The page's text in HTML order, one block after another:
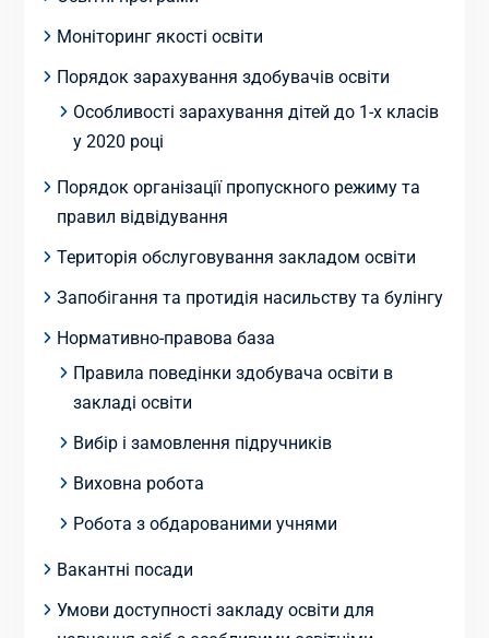
Моніторинг якості освіти
Порядок зарахування здобувачів освіти
Особливості зарахування дітей до 1-х класів
у 2020 році
Порядок організації пропускного режиму та
правил відвідування
Територія обслуговування закладом освіти
Запобігання та протидія насильству та булінгу
Нормативно-правова база
Правила поведінки здобувача освіти в
закладі освіти
Вибір і замовлення підручників
Виховна робота
Робота з обдарованими учнями
Вакантні посади
Умови доступності закладу освіти для